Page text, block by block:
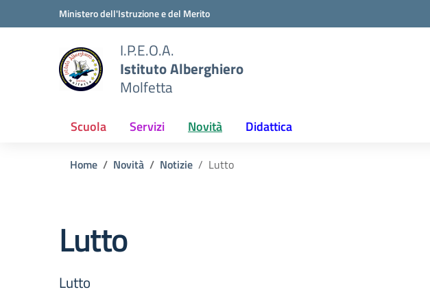
Vai ai contenuti
Vai al menu di navigazioneMinistero dell'Istruzione e del Merito
I.P.E.O.A.
Istituto Alberghiero
Molfetta
Scuola Servizi Novità Didattica
Home Novità Notizie Lutto
Lutto
Lutto